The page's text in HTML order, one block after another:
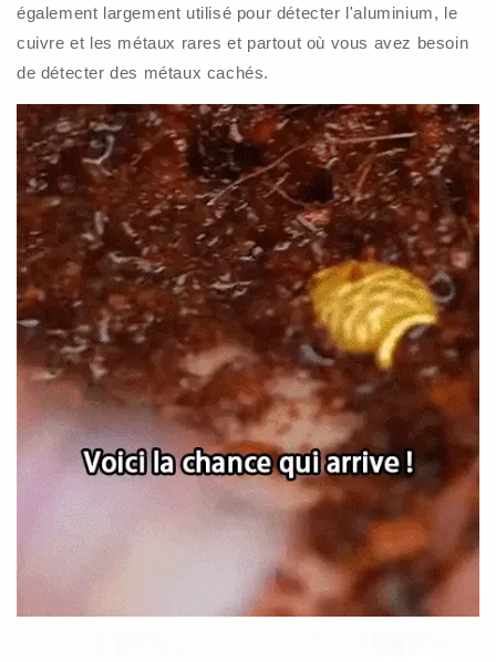
également largement utilisé pour détecter l'aluminium, le
cuivre et les métaux rares et partout où vous avez besoin
de détecter des métaux cachés.